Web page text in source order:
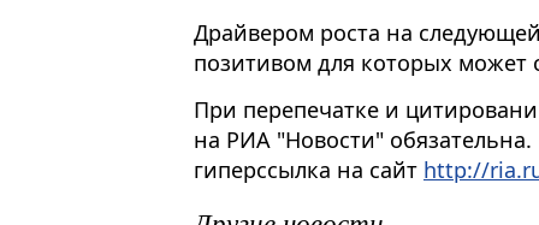
Драйвером роста на
позитивом для которых может
При перепечатке и
на РИА "Новости"
гиперссылка на сайт http://